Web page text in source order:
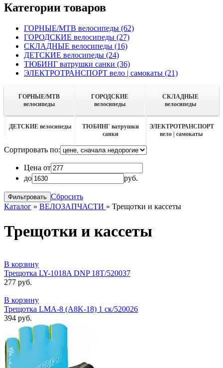
Категории товаров
ГОРНЫЕ/MTB велосипеды (62)
ГОРОДСКИЕ велосипеды (27)
СКЛАДНЫЕ велосипеды (16)
ДЕТСКИЕ велосипеды (24)
ТЮБИНГ ватрушки санки (36)
ЭЛЕКТРОТРАНСПОРТ вело | самокаты (21)
ГОРНЫЕ/MTB
велосипеды
ГОРОДСКИЕ
велосипеды
СКЛАДНЫЕ
велосипеды
ДЕТСКИЕ велосипеды
ТЮБИНГ ватрушки
санки
ЭЛЕКТРОТРАНСПОРТ
вело | самокаты
Сортировать по:
Цена от
до
руб.
Сбросить
Каталог » ВЕЛОЗАПЧАСТИ » Трещотки и кассеты
Трещотки и кассеты
В корзину
Трещотка LY-1018A DNP 18T/520037
277 руб.
В корзину
Трещотка LMA-8 (A8K-18) 1 ск/520026
394 руб.